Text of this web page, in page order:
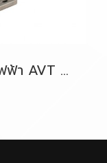
เลื่อยจิ๊กซอว์ไฟฟ้า AVT ปรับรอบได้ B-TYPE MAKITA 4350CT 720W